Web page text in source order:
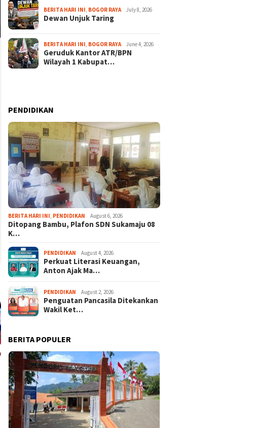
437 Rider dari 18 Provinsi
Ramaikan Bupati Cup 2026
Tour Malasari Halimun Salak
Tour Malasari Jadi Magnet
Sport Tourism, Dongkrak
Pariwisata dan Ekonomi
Kabupaten Bogor
BERITA HARI INI BOGOR RAYA July 8, 2026
Dewan Unjuk Taring
BERITA HARI INI BOGOR RAYA June 4, 2026
Geruduk Kantor ATR/BPN
Wilayah 1 Kabupat…
PENDIDIKAN
BERITA HARI INI PENDIDIKAN August 6, 2026
Ditopang Bambu, Plafon SDN Sukamaju 08
K…
PENDIDIKAN August 4, 2026
Perkuat Literasi Keuangan,
Anton Ajak Ma…
PENDIDIKAN August 2, 2026
Penguatan Pancasila Ditekankan
Wakil Ket…
BERITA POPULER